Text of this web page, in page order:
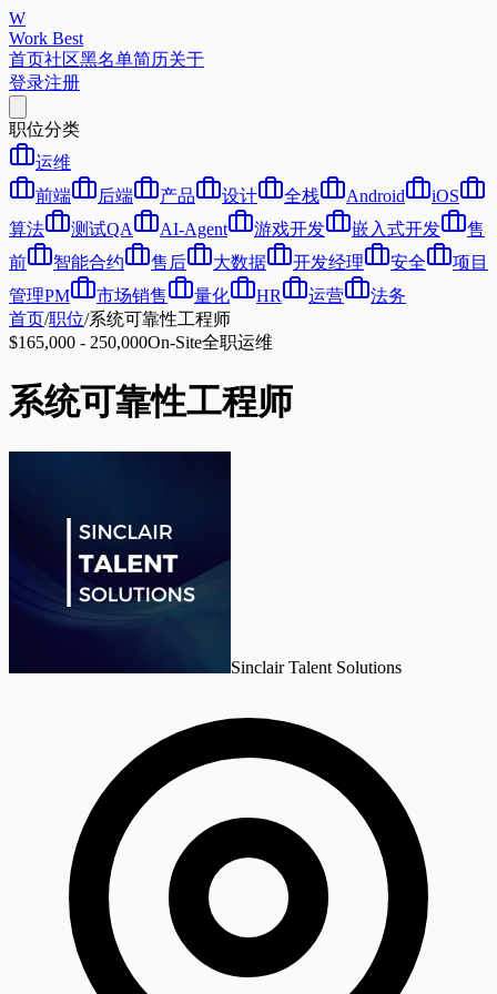
W
Work Best
首页社区黑名单简历关于
登录注册
职位分类
运维
前端
后端 产品 设计 全栈 Android
iOS
算法
测试QA AI-Agent 游戏开发 嵌入式开发
售
前
智能合约 售后 大数据 开发经理 安全
项目
管理PM
市场销售 量化 HR 运营
法务
首页/职位/系统可靠性工程师
$165,000 - 250,000On-Site全职运维
系统可靠性工程师
Sinclair Talent Solutions